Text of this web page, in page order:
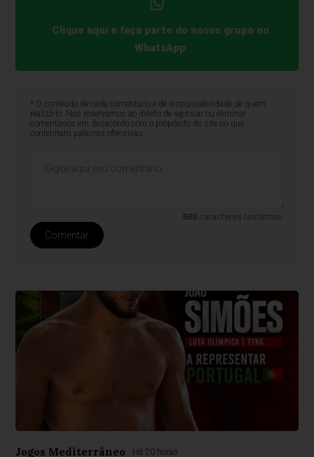
Clique aqui e faça parte do nosso grupo no
WhatsApp
* O conteúdo de cada comentário é de responsabilidade de quem
realizá-lo. Nos reservamos ao direito de reprovar ou eliminar
comentários em desacordo com o propósito do site ou que
contenham palavras ofensivas.
500 caracteres restantes.
Comentar
Jogos Mediterrâneo Há 20 horas